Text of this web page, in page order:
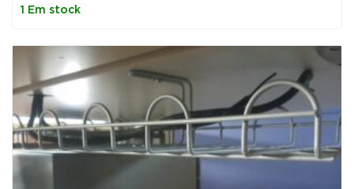
1 Em stock